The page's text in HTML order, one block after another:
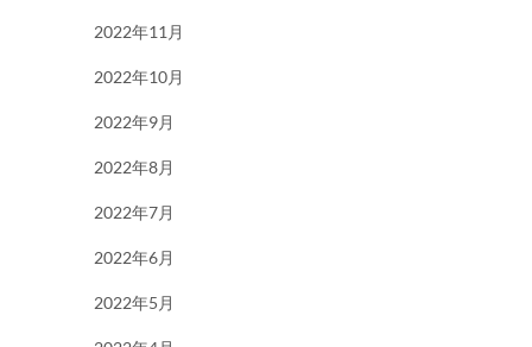
2022年11月
2022年10月
2022年9月
2022年8月
2022年7月
2022年6月
2022年5月